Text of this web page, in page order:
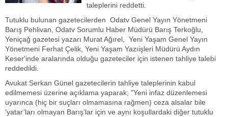
taleplerini reddetti.
Tutuklu bulunan gazetecilerden Odatv Genel Yayın Yönetmeni
Barış Pehlivan, Odatv Sorumlu Haber Müdürü Barış Terkoğlu,
Yeniçağ gazetesi yazarı Murat Ağırel, Yeni Yaşam Genel Yayın
Yönetmeni Ferhat Çelik, Yeni Yaşam Yazıişleri Müdürü Aydın
Keser'inde aralarında olduğu gazeteciler için istenen tahliye talebi
reddedildi.
Avukat Serkan Günel gazetecilerin tahliye taleplerinin kabul
edilmemesi üzerine açıklama yaparak; "Yeni infaz düzenlemesi
uyarınca (hiç bir suçları olmamasına rağmen) ceza alsalar bile
‘yatar’ları olmayan Barış’lar için ve aynı koşullardaki diğer tutuklu